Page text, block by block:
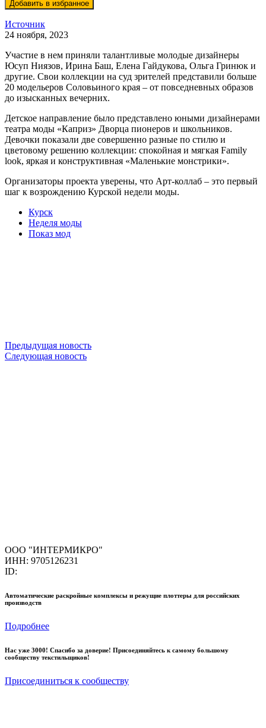
Источник
24 ноября, 2023
Участие в нем приняли талантливые молодые дизайнеры
Юсуп Ниязов, Ирина Баш, Елена Гайдукова, Ольга Гринюк и
другие. Свои коллекции на суд зрителей представили больше
20 модельеров Соловьиного края – от повседневных образов
до изысканных вечерних.
Детское направление было представлено юными дизайнерами
театра моды «Каприз» Дворца пионеров и школьников.
Девочки показали две совершенно разные по стилю и
цветовому решению коллекции: спокойная и мягкая Family
look, яркая и конструктивная «Маленькие монстрики».
Организаторы проекта уверены, что Арт-коллаб – это первый
шаг к возрождению Курской недели моды.
Курск
Неделя моды
Показ мод
Предыдущая новость
Следующая новость
ООО "ИНТЕРМИКРО"
ИНН: 9705126231
ID:
Автоматические раскройные комплексы и режущие плоттеры для российских
производств
Подробнее
Нас уже 3000! Спасибо за доверие! Присоединяйтесь к самому большому
сообществу текстильщиков!
Присоединиться к сообществу